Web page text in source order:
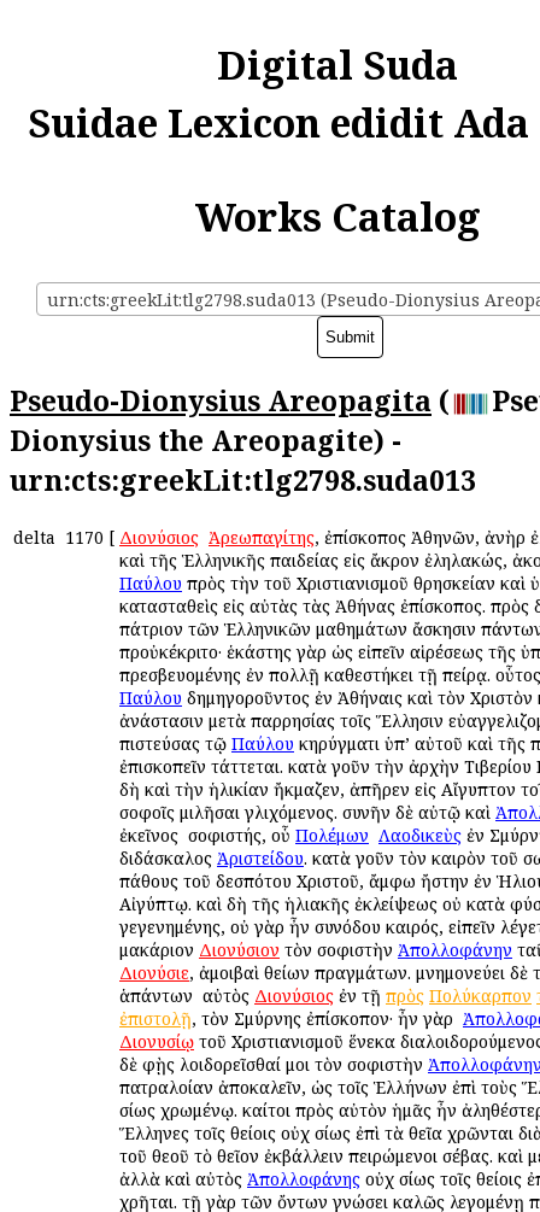
Digital Suda
Suidae Lexicon edidit
Works Catalog
urn:cts:greekLit:tlg2798.suda013 (Pseudo-Dionysius
Pseudo-Dionysius Areopagita (
Dionysius the Areopagite) -
urn:cts:greekLit:tlg2798.suda013
delta 1170 [ Διονύσιος Ἀρεωπαγίτης, ἐπίσκοπος Ἀθηνῶν, ἀνὴρ
καὶ τῆς Ἑλληνικῆς παιδείας εἰς ἄκρον ἐληλακώς,
Παύλου πρὸς τὴν τοῦ Χριστιανισμοῦ θρησκείαν καὶ
κατασταθεὶς εἰς αὐτὰς τὰς Ἀθήνας ἐπίσκοπος. πρὸς
πάτριον τῶν Ἑλληνικῶν μαθημάτων ἄσκησιν
προὐκέκριτο· ἑκάστης γὰρ ὡς εἰπεῖν αἱρέσεως τῆς
πρεσβευομένης ἐν πολλῇ καθεστήκει τῇ πείρᾳ.
Παύλου δημηγοροῦντος ἐν Ἀθήναις καὶ τὸν Χριστὸν
ἀνάστασιν μετὰ παρρησίας τοῖς Ἕλλησιν
πιστεύσας τῷ Παύλου κηρύγματι ὑπ’ αὐτοῦ καὶ τῆς
ἐπισκοπεῖν τάττεται. κατὰ γοῦν τὴν ἀρχὴν
δὴ καὶ τὴν ἡλικίαν ἤκμαζεν, ἀπῆρεν εἰς Αἴγυπτον
σοφοῖς ὁμιλῆσαι γλιχόμενος. συνῆν δὲ αὐτῷ καὶ
ἐκεῖνος ὁ σοφιστής, οὗ Πολέμων Λαοδικεὺς ἐν
διδάσκαλος Ἀριστείδου. κατὰ γοῦν τὸν καιρὸν τοῦ
πάθους τοῦ δεσπότου Χριστοῦ, ἄμφω ἤστην ἐν
Αἰγύπτῳ. καὶ δὴ τῆς ἡλιακῆς ἐκλείψεως οὐ κατὰ
γεγενημένης, οὐ γὰρ ἦν συνόδου καιρός, εἰπεῖν
μακάριον Διονύσιον τὸν σοφιστὴν Ἀπολλοφάνην
Διονύσιε, ἀμοιβαὶ θείων πραγμάτων. μνημονεύει δὲ
ἁπάντων ὁ αὐτὸς Διονύσιος ἐν τῇ πρὸς Πολύκαρπον
ἐπιστολῇ, τὸν Σμύρνης ἐπίσκοπον· ἦν γὰρ ὁ
Διονυσίῳ τοῦ Χριστιανισμοῦ ἕνεκα
δὲ φῂς λοιδορεῖσθαί μοι τὸν σοφιστὴν
πατραλοίαν ἀποκαλεῖν, ὡς τοῖς Ἑλλήνων ἐπὶ τοὺς
ὁσίως χρωμένῳ. καίτοι πρὸς αὐτὸν ἡμᾶς ἦν
Ἕλληνες τοῖς θείοις οὐχ ὁσίως ἐπὶ τὰ θεῖα χρῶνται
τοῦ θεοῦ τὸ θεῖον ἐκβάλλειν πειρώμενοι σέβας. καὶ
ἀλλὰ καὶ αὐτὸς Ἀπολλοφάνης οὐχ ὁσίως τοῖς θείοις
χρῆται. τῇ γὰρ τῶν ὄντων γνώσει καλῶς λεγομένῃ